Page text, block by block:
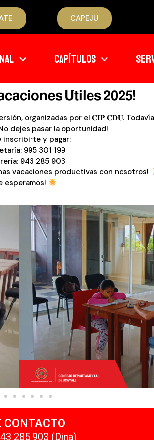
CAPEJU
CAPÍTULOS
𝗨́𝘁𝗶𝗹𝗲𝘀 𝟮𝟬𝟮𝟱!
organizadas por el 𝐂𝐈𝐏 𝐂𝐃𝐔.
dejes pasar la oportunidad!
inscribirte y pagar:
995 301 199
943 285 903
vacaciones productivas con nosotros!
esperamos!
CONTACTO
285 903 (Dina)